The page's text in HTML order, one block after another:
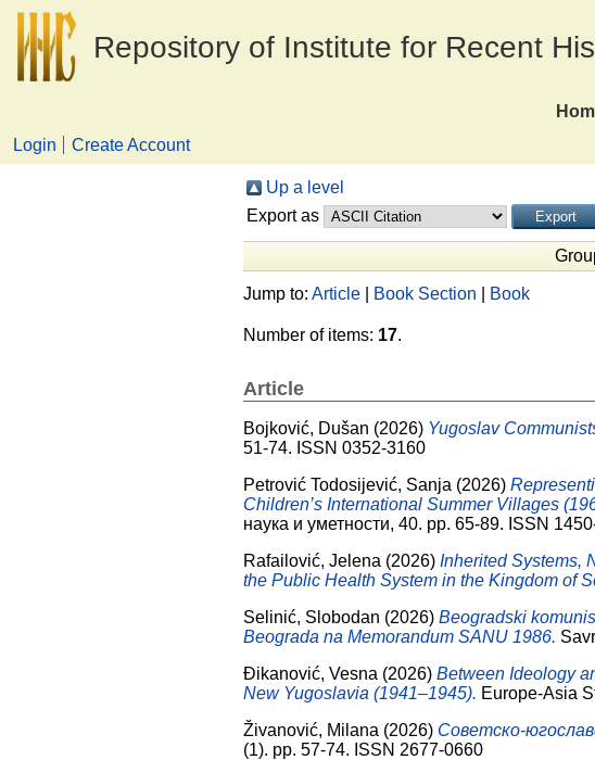
Repository of Institute for Recent
Login
Create Account
Up a level
Export as
Jump to: Article Book Section Book
Number of items: 17.
Article
Bojković, Dušan (2026) Yugoslav
51-74. ISSN 0352-3160
Petrović Todosijević, Sanja (2026)
Children’s International Summer Villages
наука и уметности, 40. pp. 65-89. ISSN
Rafailović, Jelena (2026) Inherited Systems,
the Public Health System in the Kingdom of
Selinić, Slobodan (2026) Beogradski
Beograda na Memorandum SANU 1986.
Đikanović, Vesna (2026) Between Ideology
New Yugoslavia (1941–1945). Europe-Asia
Živanović, Milana (2026) Советско-
(1). pp. 57-74. ISSN 2677-0660